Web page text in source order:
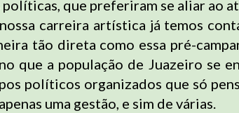
que preferiram se aliar ao
carreira artística já temos
tão direta como essa pré-
que a população de Juazeiro se
políticos organizados que só
uma gestão, e sim de várias.